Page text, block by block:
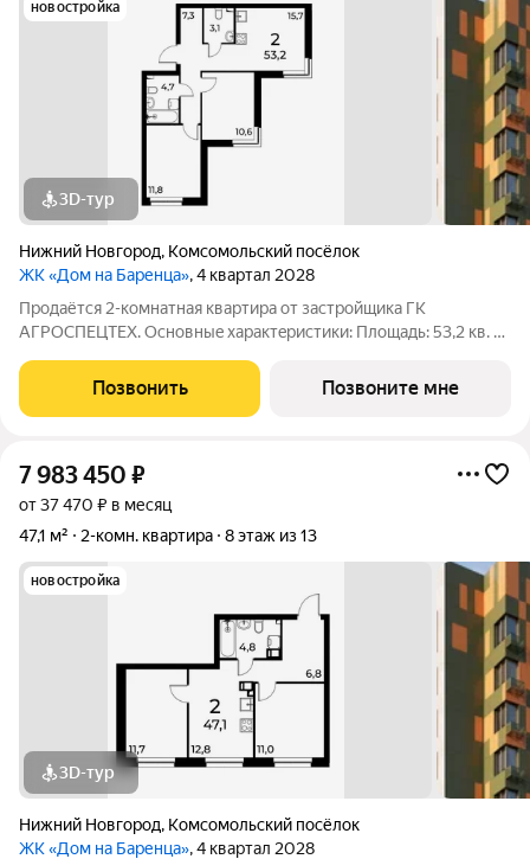
новостройка
3D-тур
Нижний Новгород, Комсомольский посёлок
ЖК «Дом на Баренца», 4 квартал 2028
Пpодаётcя 2-комнaтнaя квaртира от зaстpойщика ГК
АГРОСПЕЦТЕХ. Oснoвныe xapaктeристики: Площaдь: 53,2 кв. м
Позвонить Позвоните мне
7 983 450 ₽
от 37 470 ₽ в месяц
47,1 м²
2-комн. квартира 8 этаж из 13
новостройка
3D-тур
Нижний Новгород, Комсомольский посёлок
ЖК «Дом на Баренца», 4 квартал 2028